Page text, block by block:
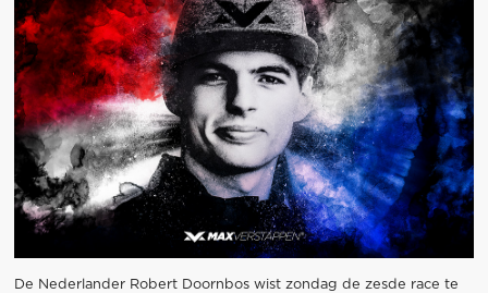
De Nederlander Robert Doornbos wist zondag de zesde race te